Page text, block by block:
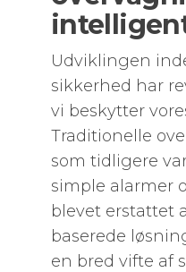
Udviklingen
sikkerhed har
vi beskytter
Traditionelle
som tidligere
simple alarmer
blevet erstattet
baserede
en bred vifte af